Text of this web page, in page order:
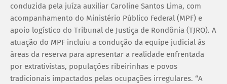
conduzida pela juíza auxiliar Caroline Santos Lima, com
acompanhamento do Ministério Público Federal (MPF) e
apoio logístico do Tribunal de Justiça de Rondônia (TJRO). A
atuação do MPF incluiu a condução da equipe judicial às
áreas da reserva para apresentar a realidade enfrentada
por extrativistas, populações ribeirinhas e povos
tradicionais impactados pelas ocupações irregulares. “A